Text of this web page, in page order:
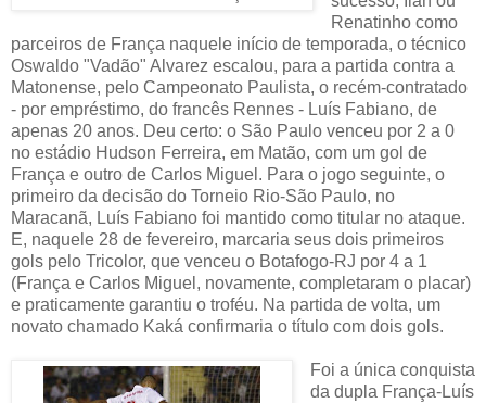
Renatinho como
parceiros de França naquele início de temporada, o técnico
Oswaldo "Vadão" Alvarez escalou, para a partida contra a
Matonense, pelo Campeonato Paulista, o recém-contratado
- por empréstimo, do francês Rennes - Luís Fabiano, de
apenas 20 anos. Deu certo: o São Paulo venceu por 2 a 0
no estádio Hudson Ferreira, em Matão, com um gol de
França e outro de Carlos Miguel. Para o jogo seguinte, o
primeiro da decisão do Torneio Rio-São Paulo, no
Maracanã, Luís Fabiano foi mantido como titular no ataque.
E, naquele 28 de fevereiro, marcaria seus dois primeiros
gols pelo Tricolor, que venceu o Botafogo-RJ por 4 a 1
(França e Carlos Miguel, novamente, completaram o placar)
e praticamente garantiu o troféu. Na partida de volta, um
novato chamado Kaká confirmaria o título com dois gols.
Foi a única conquista
da dupla França-Luís